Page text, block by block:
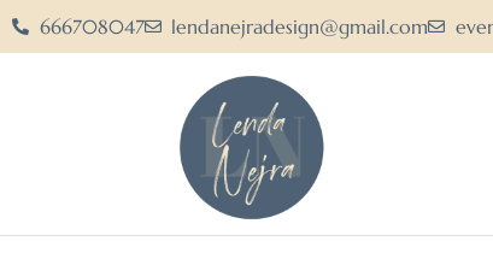
666708047 lendanejradesign@gmail.com